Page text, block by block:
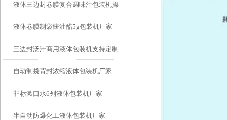
液体三边封卷膜复合调味汁包装机操
作简单
液体卷膜制袋酱油醋5g包装机厂家
三边封汤汁商用液体包装机支持定制
自动制袋背封浓缩液体包装机厂家
非标漱口水6列液体包装机厂家
半自动防爆化工液体包装机厂家